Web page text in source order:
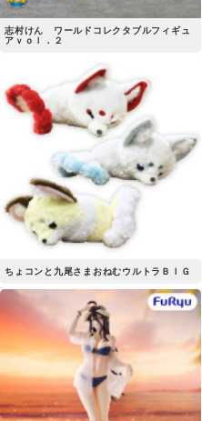
志村けん ワールドコレクタブルフィギュ
アｖｏｌ．２
ちょコンと九尾さまおねむウルトラＢＩＧ